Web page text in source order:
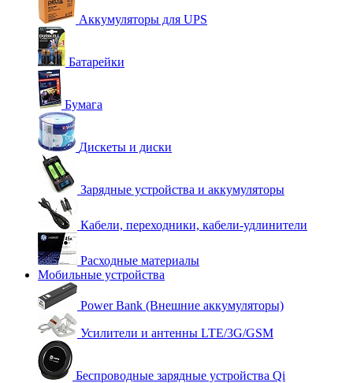
Аккумуляторы для UPS
Батарейки
Бумага
Дискеты и диски
Зарядные устройства и аккумуляторы
Кабели, переходники, кабели-удлинители
Расходные материалы
Мобильные устройства
Power Bank (Внешние аккумуляторы)
Усилители и антенны LTE/3G/GSM
Беспроводные зарядные устройства Qi